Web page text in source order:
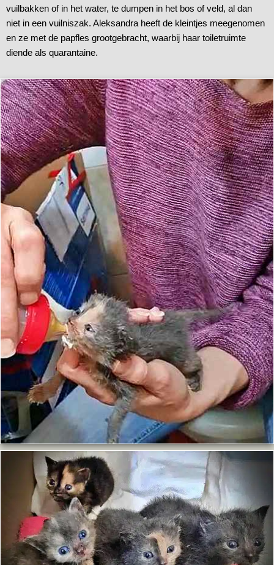
vuilbakken of in het water, te dumpen in het bos of veld, al dan
niet in een vuilniszak. Aleksandra heeft de kleintjes meegenomen
en ze met de papfles grootgebracht, waarbij haar toiletruimte
diende als quarantaine.